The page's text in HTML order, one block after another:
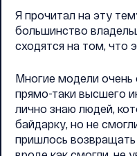
Я прочитал на эту
большинство
сходятся на том, что
Многие модели очень
прямо-таки высшего
лично знаю людей,
байдарку, но не
пришлось